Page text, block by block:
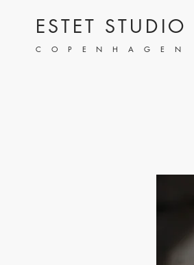
ESTET STUDIO
COPENHAGEN